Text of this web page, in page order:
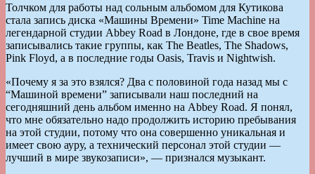
Толчком для работы над сольным альбомом для Кутикова
стала запись диска «Машины Времени» Time Machine на
легендарной студии Abbey Road в Лондоне, где в свое время
записывались такие группы, как The Beatles, The Shadows,
Pink Floyd, а в последние годы Oasis, Travis и Nightwish.
«Почему я за это взялся? Два с половиной года назад мы с
“Машиной времени” записывали наш последний на
сегодняшний день альбом именно на Abbey Road. Я понял,
что мне обязательно надо продолжить историю пребывания
на этой студии, потому что она совершенно уникальная и
имеет свою ауру, а технический персонал этой студии —
лучший в мире звукозаписи», — признался музыкант.